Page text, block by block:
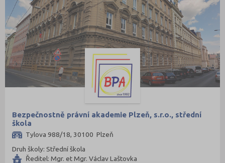
Bezpečnostně právní akademie Plzeň, s.r.o., střední
škola
Tylova 988/18, 30100 Plzeň
Druh školy: Střední škola
Ředitel: Mgr. et Mgr. Václav Laštovka